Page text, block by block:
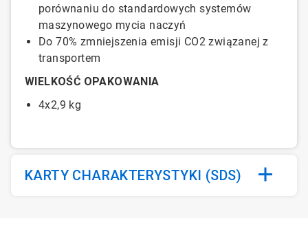
porównaniu do standardowych systemów
maszynowego mycia naczyń
Do 70% zmniejszenia emisji CO2 związanej z
transportem
WIELKOŚĆ OPAKOWANIA
4x2,9 kg
KARTY CHARAKTERYSTYKI (SDS)